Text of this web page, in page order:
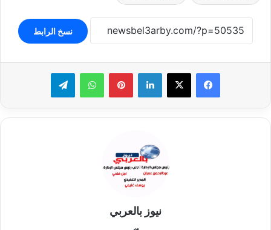
نسخ الرابط
لينكدإن بينتيريستواتساب تيلقرام
نيوز بالعربي